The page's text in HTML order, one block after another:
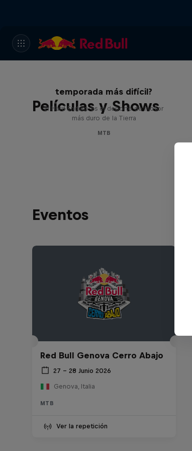
Películas y Shows
temporada más difícil?
El Hard Enduro es el deporte de motor
más duro de la Tierra
MTB
Eventos
Red Bull Genova Cerro Abajo
27 – 28 Junio 2026
Genova, Italia
MTB
Ver la repetición